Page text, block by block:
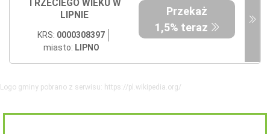
TRZECIEGO WIEKU W
LIPNIE
KRS: 0000308397
miasto: LIPNO
Przekaż
1,5% teraz
Logo gminy pobrano z serwisu: https://pl.wikipedia.org/